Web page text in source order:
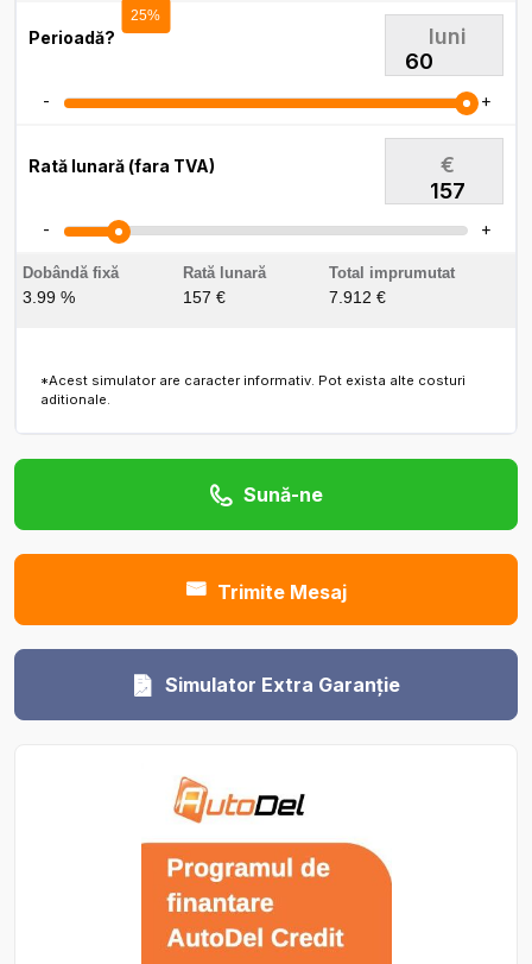
25%
Perioadă? luni
- +
Rată lunară (fara TVA)
€
157
- +
Dobândă fixă
3.99 %
Rată lunară
157 €
Total imprumutat
7.912 €
*Acest simulator are caracter informativ. Pot exista alte costuri
aditionale.
Sună-ne
Trimite Mesaj
Simulator Extra Garanție